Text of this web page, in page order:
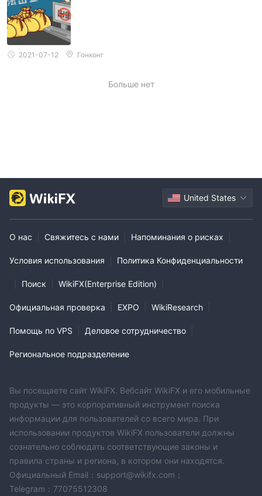
2021-07-12 Гонконг
Больше нет
United States
О нас Свяжитесь с нами Напоминания о рисках
Условия использования Политика Конфиденциальности
Поиск WikiFX(Enterprise Edition)
Официальная проверка EXPO WikiResearch
Помощь по VPS Деловое сотрудничество
Региональное подразделение
Вы посещаете сайт WikiFX. Вебсайт WikiFX и его мобильные
продукты — это корпоративный инструмент поиска
информации для пользователей со всего мира. При
использовании продуктов WikiFX пользователи должны
сознательно соблюдать соответствующие законы и
правила страны и региона, в котором они находятся.
Официальный Email：support@wikifx.com；
Telegram：77075512308